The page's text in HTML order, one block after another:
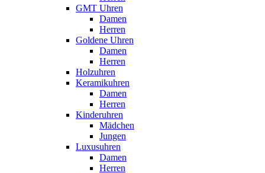
GMT Uhren
Damen
Herren
Goldene Uhren
Damen
Herren
Holzuhren
Keramikuhren
Damen
Herren
Kinderuhren
Mädchen
Jungen
Luxusuhren
Damen
Herren